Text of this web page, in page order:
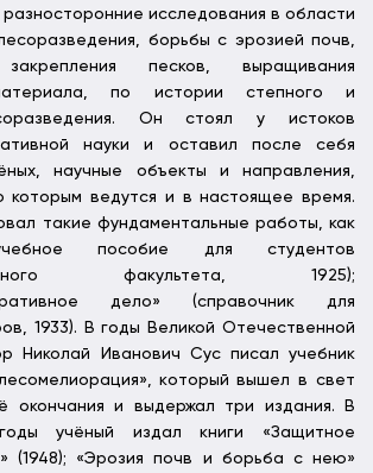
исследования в области
борьбы с эрозией почв,
песков, выращивания
по истории степного и
Он стоял у истоков
науки и оставил после себя
научные объекты и направления,
которым ведутся и в настоящее время.
такие фундаментальные работы, как
пособие для студентов
факультета, 1925);
дело» (справочник для
1933). В годы Великой Отечественной
Николай Иванович Сус писал учебник
который вышел в свет
окончания и выдержал три издания. В
учёный издал книги «Защитное
(1948); «Эрозия почв и борьба с нею»